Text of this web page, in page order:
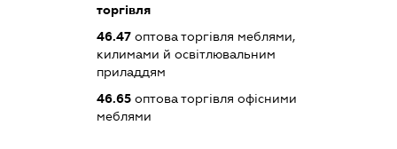
торгівля
46.47оптова торгівля меблями,
килимами й освітлювальним
приладдям
46.65оптова торгівля офісними
меблями